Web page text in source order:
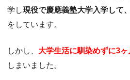
学し現役で慶應義塾大学入学して
をしています。
しかし、 大学生活に馴染めずに3
しまいました。